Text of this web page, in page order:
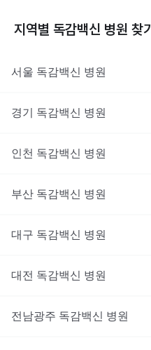
지역별 독감백신 병원 찾기
서울 독감백신 병원
경기 독감백신 병원
인천 독감백신 병원
부산 독감백신 병원
대구 독감백신 병원
대전 독감백신 병원
전남광주 독감백신 병원